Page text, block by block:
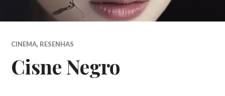
CINEMA, RESENHAS
Cisne Negro